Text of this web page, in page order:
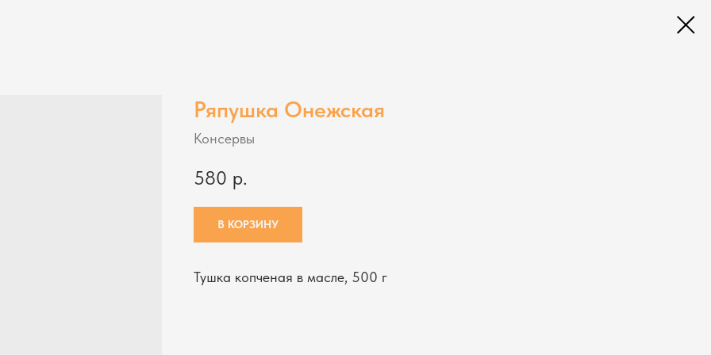
Ряпушка Онежская
Консервы
580 р.
В КОРЗИНУ
Тушка копченая в масле, 500 г